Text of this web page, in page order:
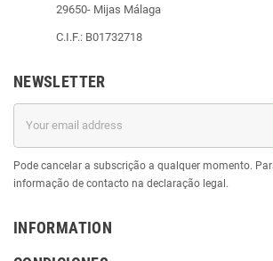
29650- Mijas Málaga
C.I.F.: B01732718
NEWSLETTER
Pode cancelar a subscrição a qualquer momento.
informação de contacto na declaração legal.
INFORMATION